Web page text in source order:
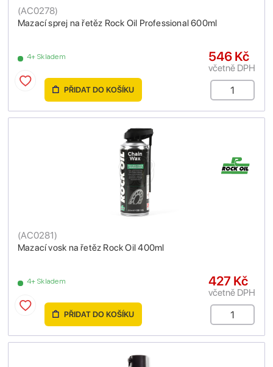
Mazací sprej na řetěz Rock Oil Professional 600ml
(AC0278)
4+ Skladem 546 Kč
včetně DPH
PŘIDAT DO KOŠÍKU
Mazací vosk na řetěz Rock Oil 400ml
(AC0281)
4+ Skladem 427 Kč
včetně DPH
PŘIDAT DO KOŠÍKU